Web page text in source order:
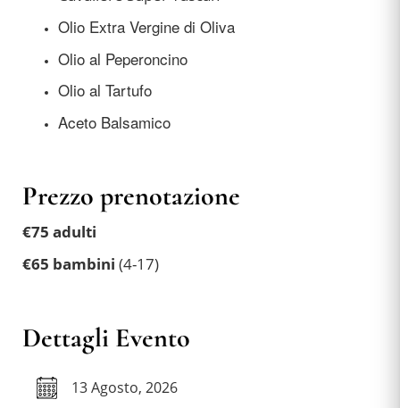
Olio Extra Vergine di Oliva
Olio al Peperoncino
Olio al Tartufo
Aceto Balsamico
Prezzo prenotazione
€75 adulti
€65 bambini (4-17)
Dettagli Evento
13 Agosto, 2026